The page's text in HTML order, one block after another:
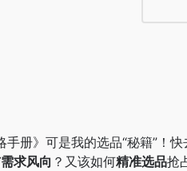
册》可是我的选品“秘籍”！快
求风向 ？又该如何精准选品抢